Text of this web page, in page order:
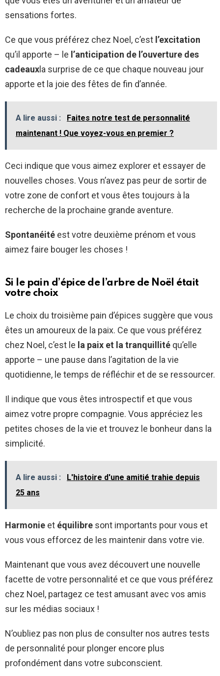
sensations fortes.
Ce que vous préférez chez Noel, c’est l’excitation
qu’il apporte – le l’anticipation de l’ouverture des
cadeauxla surprise de ce que chaque nouveau jour
apporte et la joie des fêtes de fin d’année.
A lire aussi :
Faites notre test de personnalité
maintenant ! Que voyez-vous en premier ?
Ceci indique que vous aimez explorer et essayer de
nouvelles choses. Vous n’avez pas peur de sortir de
votre zone de confort et vous êtes toujours à la
recherche de la prochaine grande aventure.
Spontanéité est votre deuxième prénom et vous
aimez faire bouger les choses !
Si le pain d’épice de l’arbre de Noël était
votre choix
Le choix du troisième pain d’épices suggère que vous
êtes un amoureux de la paix. Ce que vous préférez
chez Noel, c’est le la paix et la tranquillité qu’elle
apporte – une pause dans l’agitation de la vie
quotidienne, le temps de réfléchir et de se ressourcer.
Il indique que vous êtes introspectif et que vous
aimez votre propre compagnie. Vous appréciez les
petites choses de la vie et trouvez le bonheur dans la
simplicité.
A lire aussi :
L'histoire d'une amitié trahie depuis
25 ans
Harmonie et équilibre sont importants pour vous et
vous vous efforcez de les maintenir dans votre vie.
Maintenant que vous avez découvert une nouvelle
facette de votre personnalité et ce que vous préférez
chez Noel, partagez ce test amusant avec vos amis
sur les médias sociaux !
N’oubliez pas non plus de consulter nos autres tests
de personnalité pour plonger encore plus
profondément dans votre subconscient.